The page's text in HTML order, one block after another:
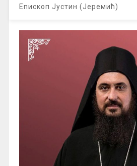
Епископ Јустин (Јеремић)